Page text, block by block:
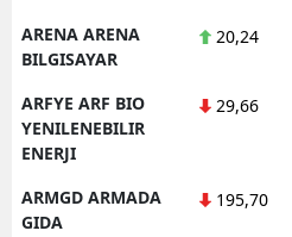
ARENA ARENA
BILGISAYAR
20,24
ARFYE ARF BIO
YENILENEBILIR
ENERJI
29,66
ARMGD ARMADA
GIDA
195,70